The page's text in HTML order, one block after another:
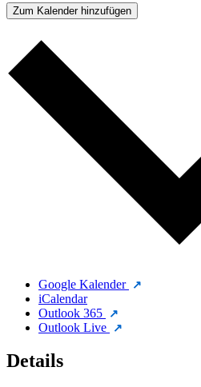
Zum Kalender hinzufügen
Google Kalender
iCalendar
Outlook 365
Outlook Live
Details